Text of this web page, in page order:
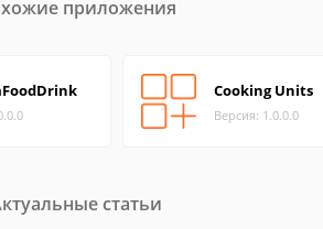
приложения
Cooking Units
Версия: 1.0.0.0
статьи